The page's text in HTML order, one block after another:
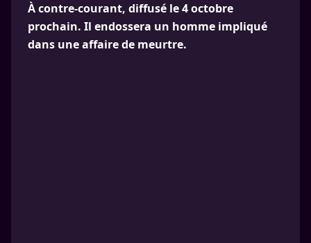
À contre-courant, diffusé le 4 octobre
prochain. Il endossera un homme impliqué
dans une affaire de meurtre.